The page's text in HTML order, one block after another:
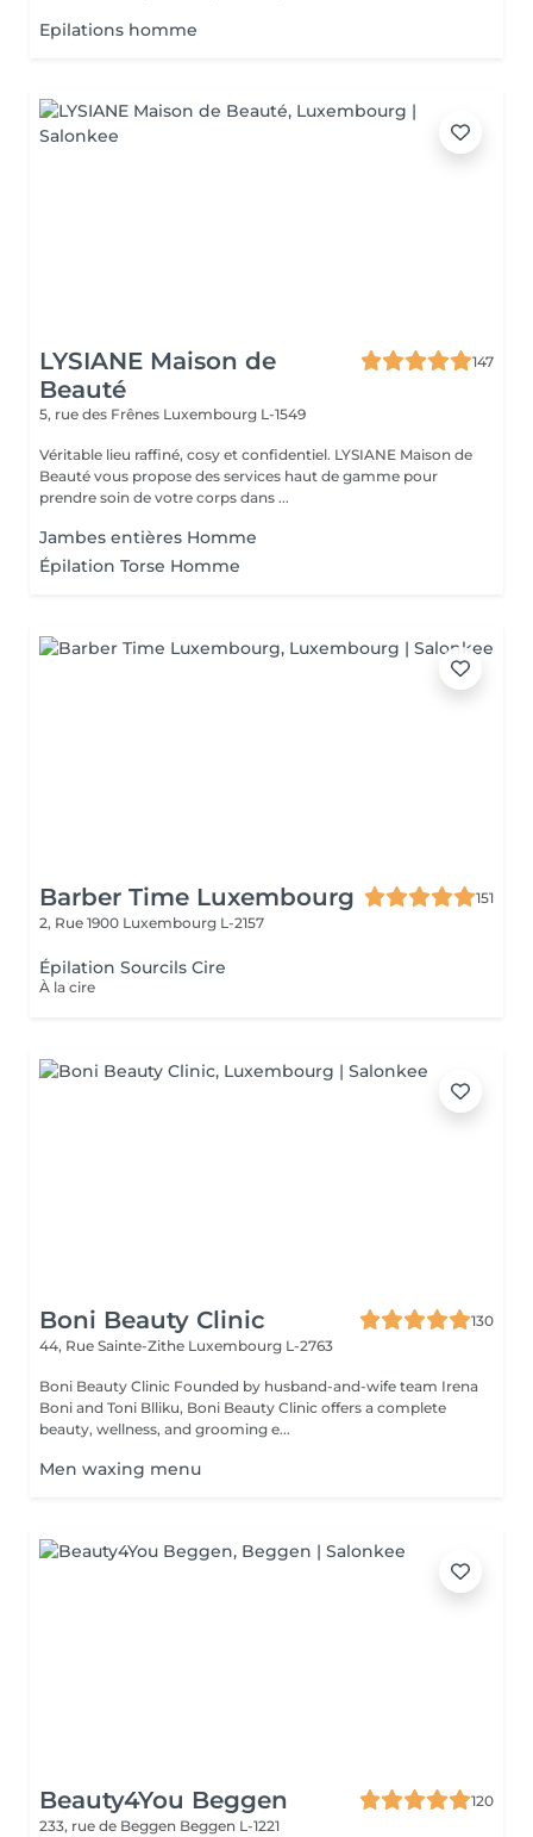
Epilations homme
LYSIANE Maison de
Beauté
147
5, rue des Frênes Luxembourg L-1549
Véritable lieu raffiné, cosy et confidentiel. LYSIANE Maison de
Beauté vous propose des services haut de gamme pour
prendre soin de votre corps dans ...
Jambes entières Homme
Épilation Torse Homme
Barber Time Luxembourg
151
2, Rue 1900 Luxembourg L-2157
Épilation Sourcils Cire
À la cire
Boni Beauty Clinic
130
44, Rue Sainte-Zithe Luxembourg L-2763
Boni Beauty Clinic Founded by husband-and-wife team Irena
Boni and Toni Blliku, Boni Beauty Clinic offers a complete
beauty, wellness, and grooming e...
Men waxing menu
Beauty4You Beggen
120
233, rue de Beggen Beggen L-1221